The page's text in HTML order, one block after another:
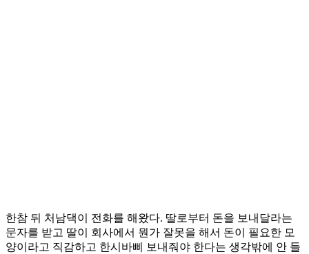
한참 뒤 처남댁이 전화를 해왔다. 딸로부터 돈을 보내달라는
문자를 받고 딸이 회사에서 뭔가 잘못을 해서 돈이 필요한 모
양이라고 직감하고 한시바삐 보내줘야 한다는 생각밖에 안 들